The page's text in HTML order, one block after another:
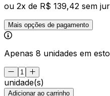
ou 2x de R$ 139,42 sem
Mais opções de pagamento
Apenas 8 unidades em
unidade(s)
Adicionar ao carrinho